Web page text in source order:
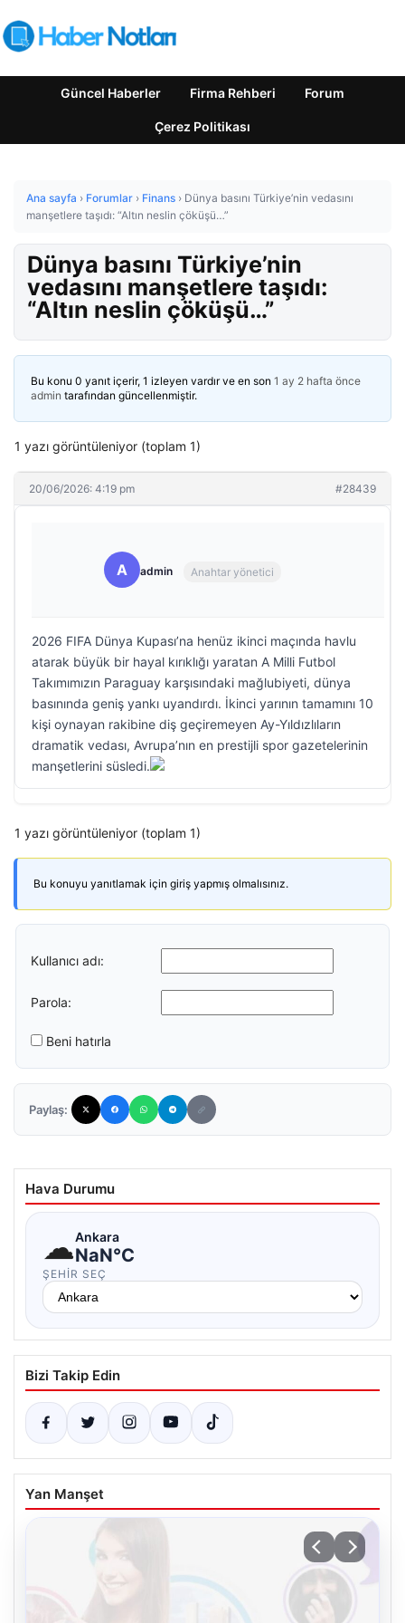
Güncel Haberler Firma Rehberi Forum
Çerez Politikası
Ana sayfa › Forumlar › Finans › Dünya basını Türkiye’nin vedasını
manşetlere taşıdı: “Altın neslin çöküşü…”
Dünya basını Türkiye’nin
vedasını manşetlere taşıdı:
“Altın neslin çöküşü…”
Bu konu 0 yanıt içerir, 1 izleyen vardır ve en son 1 ay 2 hafta önce
admin tarafından güncellenmiştir.
1 yazı görüntüleniyor (toplam 1)
20/06/2026: 4:19 pm #28439
A admin Anahtar yönetici
2026 FIFA Dünya Kupası’na henüz ikinci maçında havlu
atarak büyük bir hayal kırıklığı yaratan A Milli Futbol
Takımımızın Paraguay karşısındaki mağlubiyeti, dünya
basınında geniş yankı uyandırdı. İkinci yarının tamamını 10
kişi oynayan rakibine diş geçiremeyen Ay-Yıldızlıların
dramatik vedası, Avrupa’nın en prestijli spor gazetelerinin
manşetlerini süsledi.
1 yazı görüntüleniyor (toplam 1)
Bu konuyu yanıtlamak için giriş yapmış olmalısınız.
Kullanıcı adı:
Parola:
Beni hatırla
Paylaş:
Hava Durumu
☁Ankara
NaN°C
ŞEHIR SEÇ
Bizi Takip Edin
Yan Manşet